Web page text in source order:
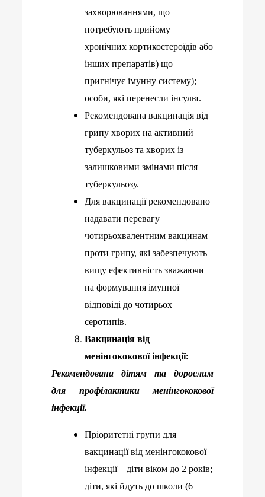
захворюваннями, що
потребують прийому
хронічних кортикостероїдів або
інших препаратів) що
пригнічує імунну систему);
особи, які перенесли інсульт.
Рекомендована вакцинація від
грипу хворих на активний
туберкульоз та хворих із
залишковими змінами після
туберкульозу.
Для вакцинації рекомендовано
надавати перевагу
чотирьохвалентним вакцинам
проти грипу, які забезпечують
вищу ефективність зважаючи
на формування імунної
відповіді до чотирьох
серотипів.
Вакцинація від
менінгококової інфекції:
Рекомендована дітям та дорослим
для профілактики менінгококової
інфекції.
Пріоритетні групи для
вакцинації від менінгококової
інфекції – діти віком до 2 років;
діти, які йдуть до школи (6